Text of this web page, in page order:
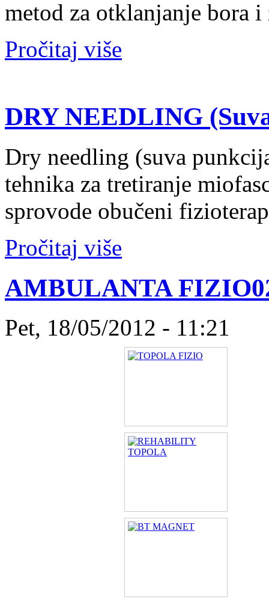
metod za otklanjanje bora i
Pročitaj više
DRY NEEDLING
Dry needling (suva
tehnika za tretiranje
sprovode obučeni
Pročitaj više
AMBULANTA
Pet, 18/05/2012 - 11:21